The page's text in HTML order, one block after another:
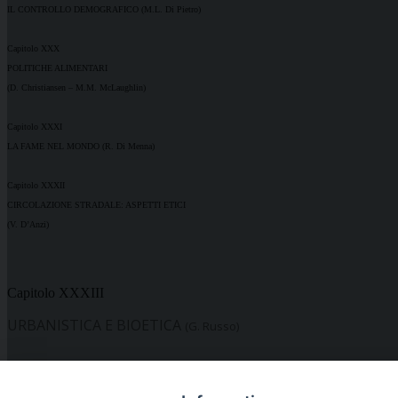
IL CONTROLLO DEMOGRAFICO (M.L. Di Pietro)
Capitolo XXX
POLITICHE ALIMENTARI
(D. Christiansen – M.M. McLaughlin)
Capitolo XXXI
LA FAME NEL MONDO (R. Di Menna)
Capitolo XXXII
CIRCOLAZIONE STRADALE: ASPETTI ETICI
(V. D’Anzi)
Capitolo XXXIII